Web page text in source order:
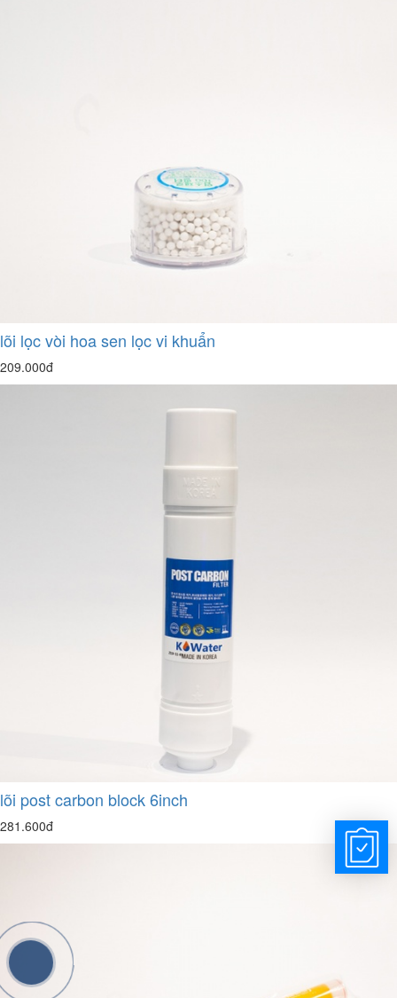
lõi lọc vòi hoa sen lọc vi khuẩn
209.000đ
lõi post carbon block 6inch
281.600đ